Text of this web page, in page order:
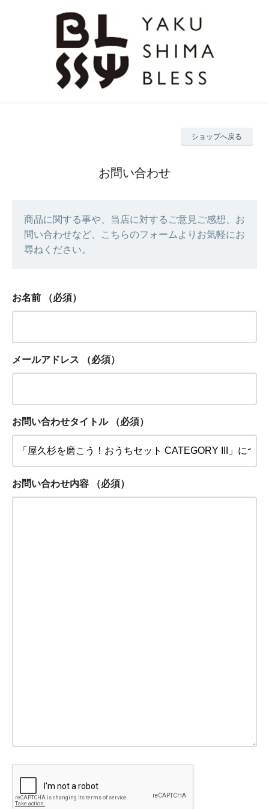
ショップへ戻る
お問い合わせ
商品に関する事や、当店に対するご意見ご感想、お
問い合わせなど、こちらのフォームよりお気軽にお
尋ねください。
お名前 （必須）
メールアドレス （必須）
お問い合わせタイトル （必須）
お問い合わせ内容 （必須）